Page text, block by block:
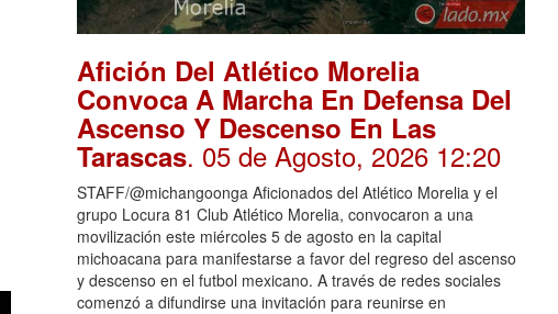
Afición Del Atlético Morelia
Convoca A Marcha En Defensa Del
Ascenso Y Descenso En Las
Tarascas. 05 de Agosto, 2026 12:20
STAFF/@michangoonga Aficionados del Atlético Morelia y el
grupo Locura 81 Club Atlético Morelia, convocaron a una
movilización este miércoles 5 de agosto en la capital
michoacana para manifestarse a favor del regreso del ascenso
y descenso en el futbol mexicano. A través de redes sociales
comenzó a difundirse una invitación para reunirse en